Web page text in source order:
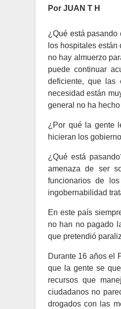
Por JUAN T H
¿Qué está pasando
los hospitales
no hay almuerzo
puede continuar
deficiente, que las
necesidad están
general no ha
¿Por qué la gente
hicieran los
¿Qué está
amenaza de ser
funcionarios de
ingobernabilidad
En este país
no han no pagado
que pretendió
Durante 16 años el
que la gente se
recursos que
ciudadanos no
drogados con las